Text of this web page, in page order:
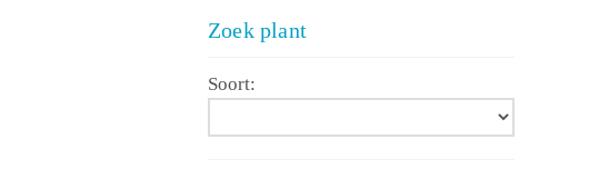
Zoek plant
Soort: